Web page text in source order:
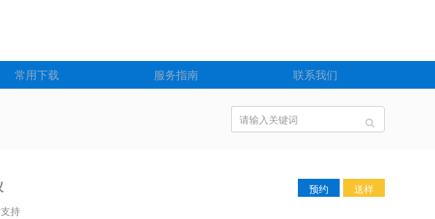
常用下载 服务指南 联系我们
预约
送样
持